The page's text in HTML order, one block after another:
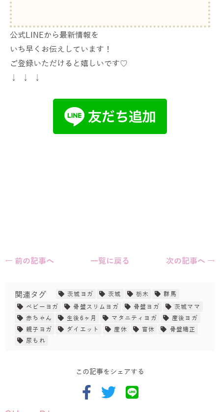
公式LINEから最新情報を
いち早くお伝えしています！
ご登録いただけると嬉しいです♡
↓ ↓ ↓
← 前の記事へ 一覧に戻る 次の記事へ →
関連タグ 茨城ヨガ 茨城 栃木
群馬
ベビーヨガ
骨盤スリムヨガ 骨盤ヨガ
茨城ママ
赤ちゃん
生後6ヶ月 マタニティヨガ
産後ヨガ
親子ヨガ
ダイエット 産休 育休
骨盤矯正
尿もれ
この記事をシェアする